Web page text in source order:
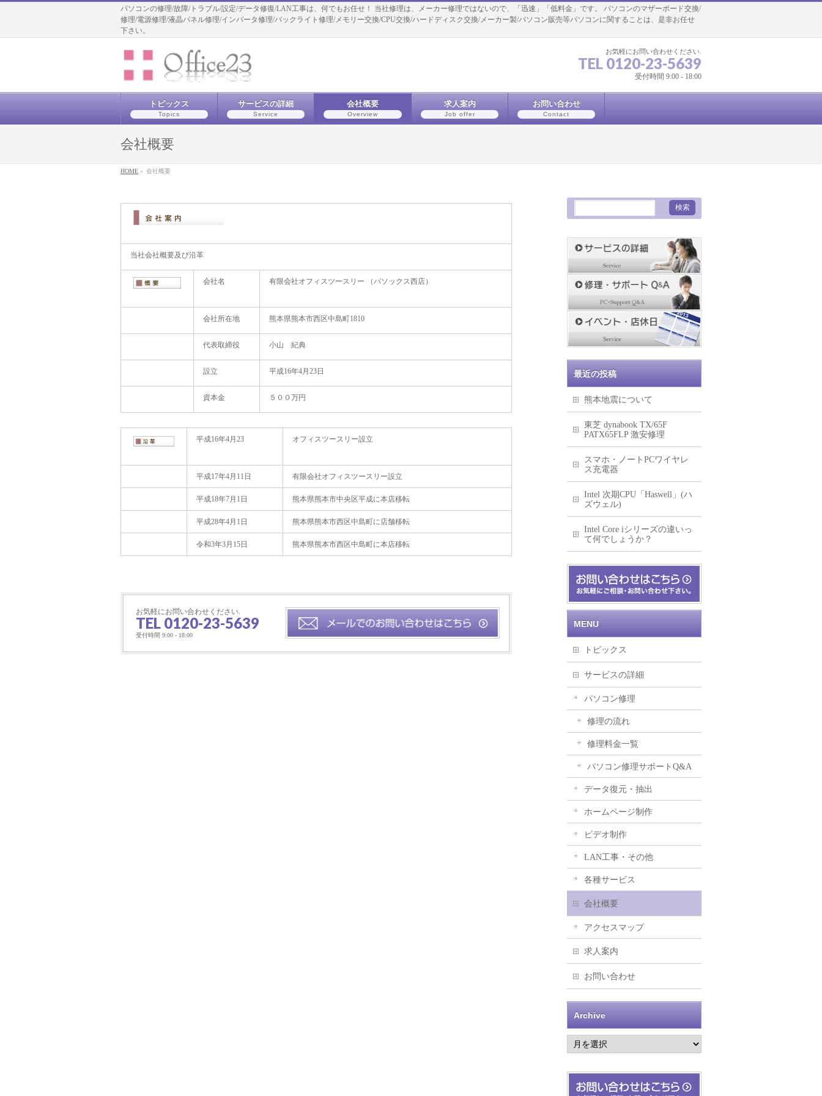
パソコンの修理/故障/トラブル/設定/データ修復/LAN工事は、何でもお任せ！ 当社修理は、メーカー修理ではないので、「迅速」「低料金」です。 パソコンのマザーボード交換/
修理/電源修理/液晶パネル修理/インバータ修理/バックライト修理/メモリー交換/CPU交換/ハードディスク交換/メーカー製/パソコン販売等パソコンに関することは、是非お任せ
下さい。
お気軽にお問い合わせください.
TEL 0120-23-5639
受付時間 9:00 - 18:00
トピックス
Topics
サービスの詳細
Service
会社概要
Overview
求人案内
Job offer
お問い合わせ
Contact
会社概要
HOME » 会社概要
当社会社概要及び沿革
会社名 有限会社オフィスツースリー （パソックス西店）
会社所在地 熊本県熊本市西区中島町1810
代表取締役 小山 紀典
設立 平成16年4月23日
資本金 ５００万円
平成16年4月23 オフィスツースリー設立
平成17年4月11日 有限会社オフィスツースリー設立
平成18年7月1日 熊本県熊本市中央区平成に本店移転
平成28年4月1日 熊本県熊本市西区中島町に店舗移転
令和3年3月15日 熊本県熊本市西区中島町に本店移転
お気軽にお問い合わせください.
TEL 0120-23-5639
受付時間 9:00 - 18:00
最近の投稿
熊本地震について
東芝 dynabook TX/65F
PATX65FLP 激安修理
スマホ・ノートPCワイヤレ
ス充電器
Intel 次期CPU「Haswell」(ハ
ズウェル)
Intel Core iシリーズの違いっ
て何でしょうか？
MENU
トピックス
サービスの詳細
パソコン修理
修理の流れ
修理料金一覧
パソコン修理サポートQ&A
データ復元・抽出
ホームページ制作
ビデオ制作
LAN工事・その他
各種サービス
会社概要
アクセスマップ
求人案内
お問い合わせ
Archive
Archive